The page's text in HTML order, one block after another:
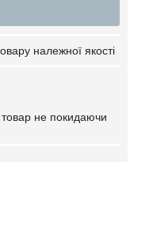
належної якості
товар не покидаючи